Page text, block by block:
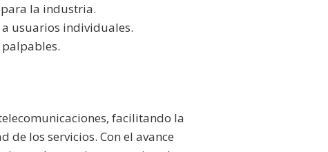
para la industria.
a usuarios individuales.
facilitando la
los servicios. Con el avance